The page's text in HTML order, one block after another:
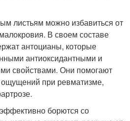
листьям можно избавиться от
В своем составе
антоцианы, которые
антиоксидантными и
свойствами. Они помогают
ощущений при ревматизме,
борются со